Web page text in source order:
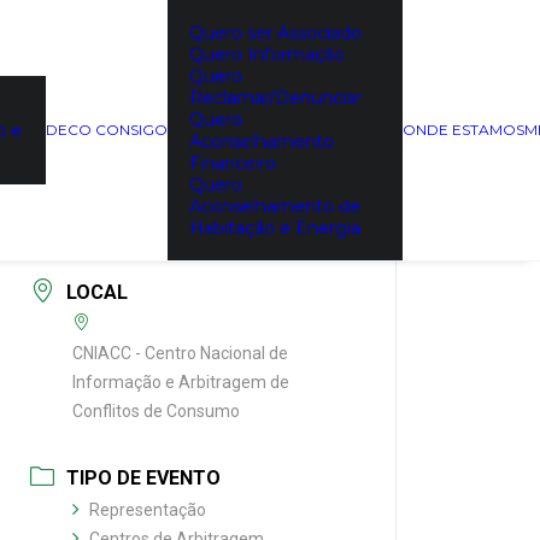
e
DECO CONSIGO
Quero ser Associado
Quero Informação
Quero
Reclamar/Denunciar
Quero
Aconselhamento
Financeiro
Quero
Aconselhamento de
Habitação e Energia
ONDE ESTAMOS
Expired!
LOCAL
CNIACC - Centro Nacional de
Informação e Arbitragem de
Conflitos de Consumo
TIPO DE EVENTO
Representação